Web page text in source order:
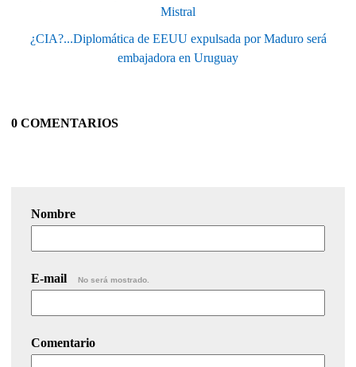
Mistral
¿CIA?...Diplomática de EEUU expulsada por Maduro será
embajadora en Uruguay
0 COMENTARIOS
Nombre
E-mail No será mostrado.
Comentario